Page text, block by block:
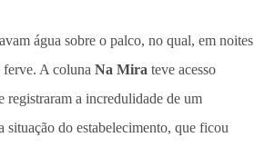
água sobre o palco, no qual, em noites
ferve. A coluna Na Mira teve acesso
registraram a incredulidade de um
situação do estabelecimento, que ficou